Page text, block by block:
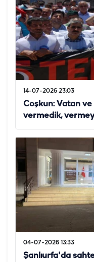
14-07-2026 23:03
Coşkun: Vatan
vermedik,
04-07-2026 13:33
Şanlıurfa'da